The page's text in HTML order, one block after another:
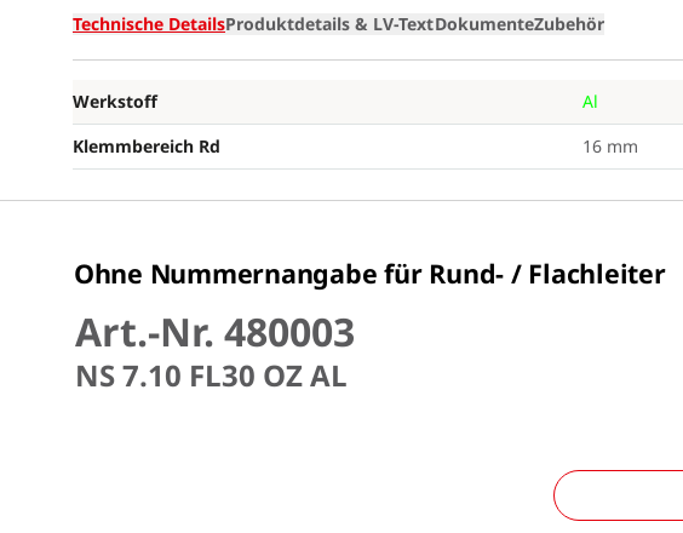
Technische DetailsProduktdetails & LV-TextDokumenteZubehör
Werkstoff
Al
Klemmbereich Rd
16 mm
Ohne Nummernangabe für Rund- / Flachleiter
Art.-Nr. 480003
NS 7.10 FL30 OZ AL